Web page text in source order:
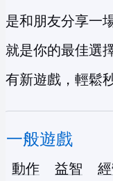
是和朋友分享一
就是你的最佳選
有新遊戲，輕鬆
一般遊戲
動作 益智